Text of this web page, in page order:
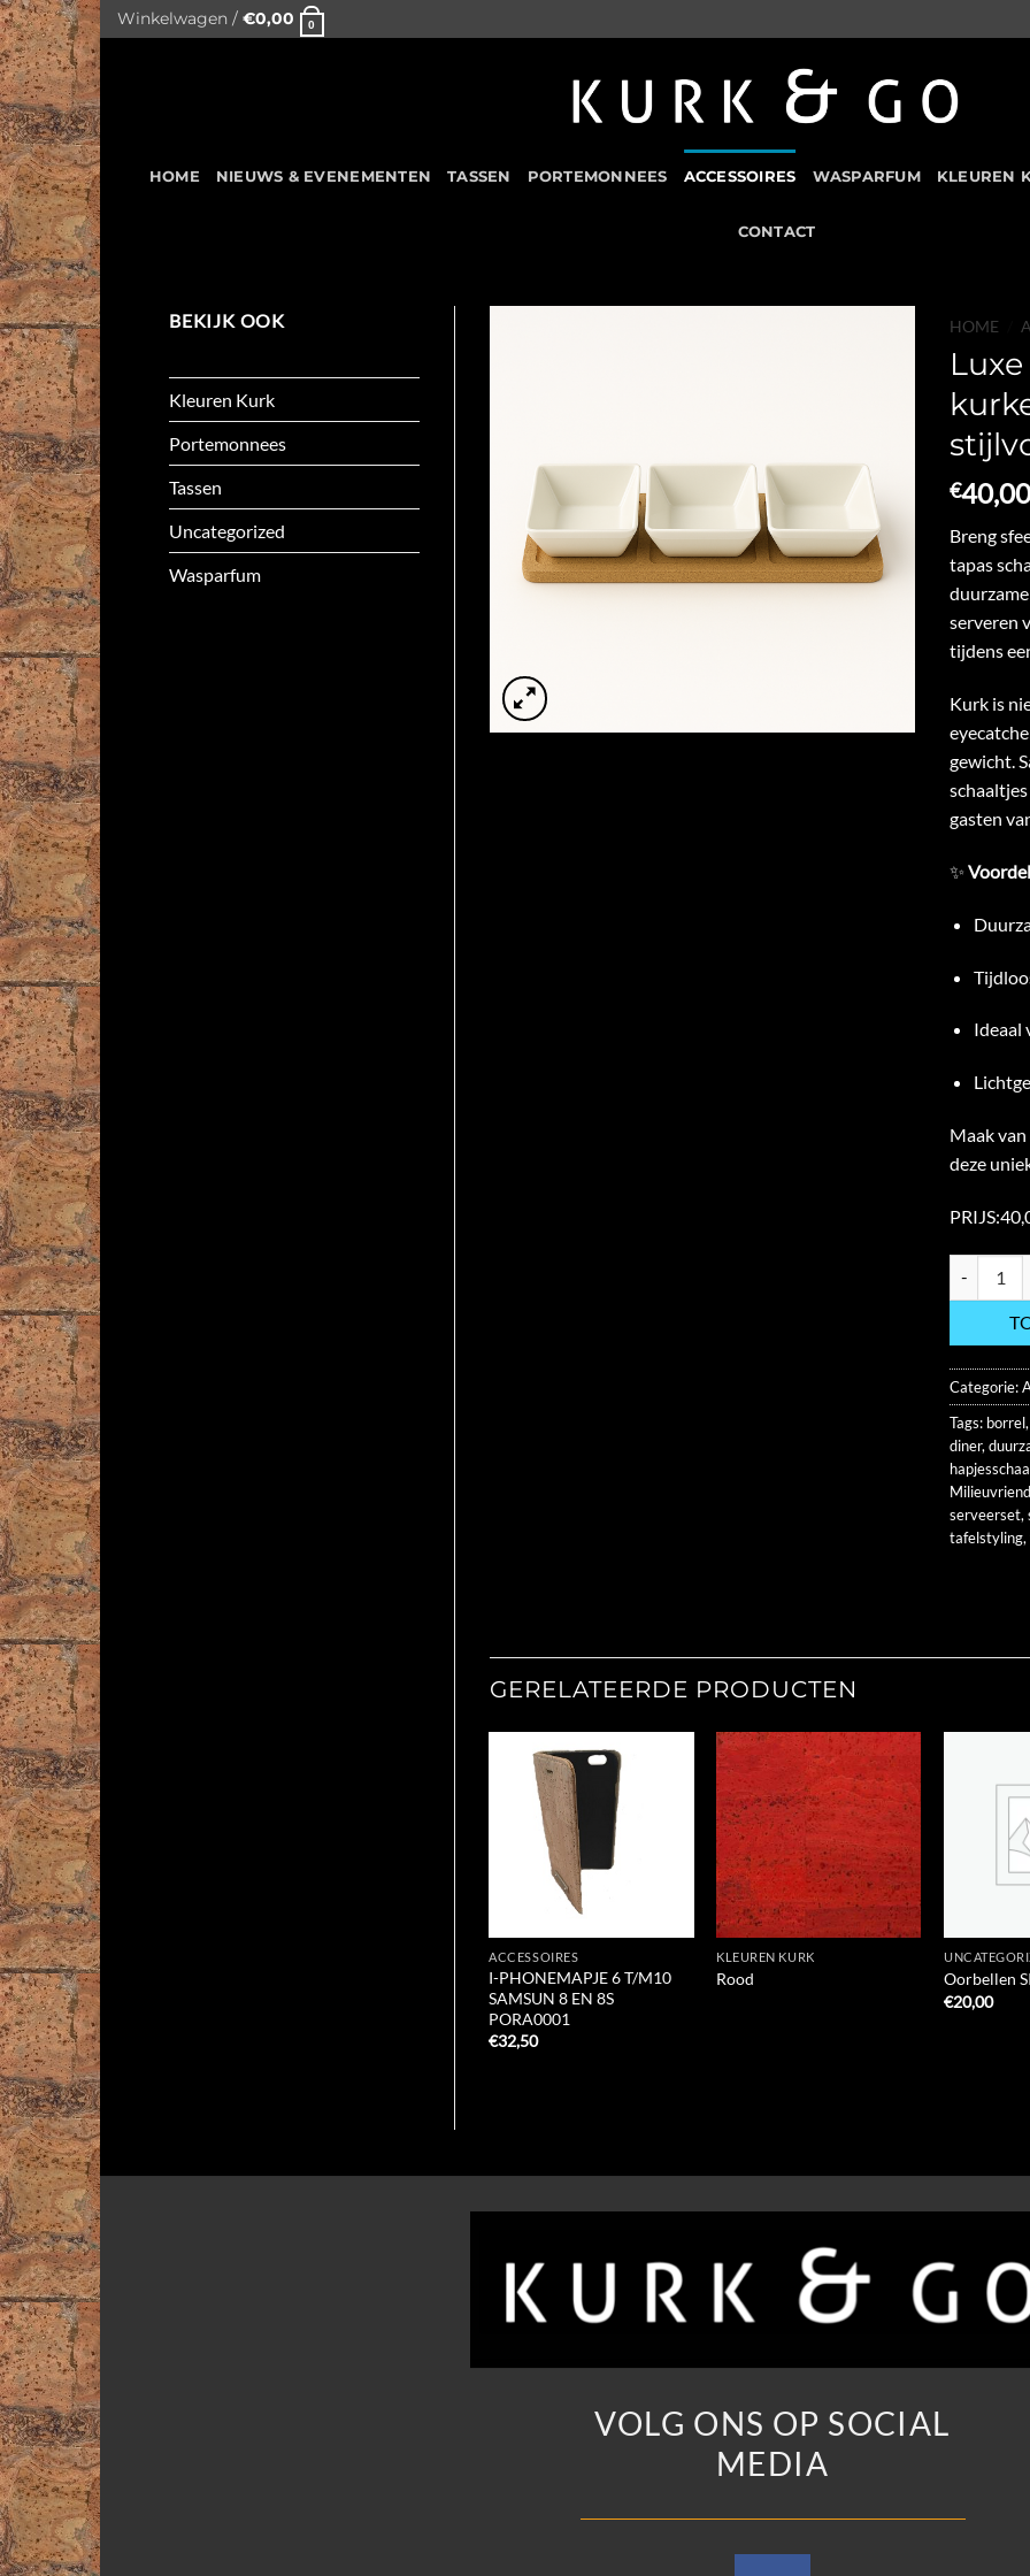
Skip
to
content
Winkelwagen / €0,00 0
HOME NIEUWS & EVENEMENTEN TASSEN PORTEMONNEES ACCESSOIRES WASPARFUM KLEUREN
CONTACT
BEKIJK OOK
Kleuren Kurk
Portemonnees
Tassen
Uncategorized
Wasparfum
HOME
€
Breng
tapas
serveren
tijdens
Kurk is
gewicht.
gasten
✨
Ideaal
Maak
deze
Luxe
Categorie:
Tags: borrel,
diner,
serveerset,
tafelstyling,
GERELATEERDE PRODUCTEN
ACCESSOIRES
I-PHONEMAPJE 6 T/M10
SAMSUN 8 EN 8S
PORA0001
€32,50
Add to
Wishlist
KLEUREN KURK
Rood
Oorbellen
€20,00
VOLG ONS OP SOCIAL
MEDIA